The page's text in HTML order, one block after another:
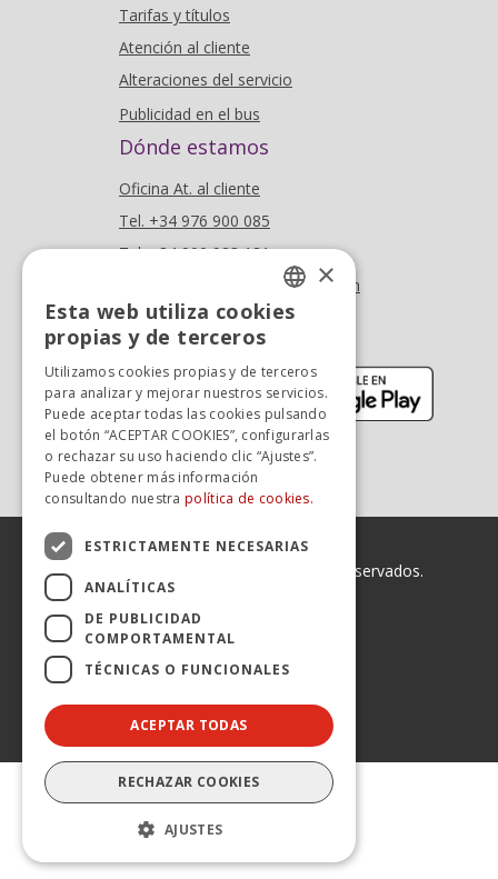
Tarifas y títulos
Atención al cliente
Alteraciones del servicio
Publicidad en el bus
Dónde estamos
Oficina At. al cliente
Tel. +34 976 900 085
Tel. +34 900 923 181
info.zaragoza@avanzagrupo.com
Sugerencias y reclamaciones
Descarga la APP:
(se abre en nueva ventana)
(se
© 2026 Avanza. Todos los derechos reservados.
Declaración de Accesibilidad
Aviso legal
Política de privacidad
Canal Ético
SPANISH
×
Esta web utiliza cookies
propias y de terceros
Utilizamos cookies propias y de terceros
para analizar y mejorar nuestros servicios.
Puede aceptar todas las cookies pulsando
el botón “ACEPTAR COOKIES”, configurarlas
o rechazar su uso haciendo clic “Ajustes”.
Puede obtener más información
consultando nuestra política de cookies.
ESTRICTAMENTE NECESARIAS
ANALÍTICAS
DE PUBLICIDAD
COMPORTAMENTAL
TÉCNICAS O FUNCIONALES
ACEPTAR TODAS
RECHAZAR COOKIES
AJUSTES